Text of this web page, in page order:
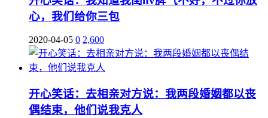
心，我们给你三包
2020-04-05 0 2,600
开心笑话：去相亲对方说：我两段婚姻都以丧
偶结束，他们说我克人